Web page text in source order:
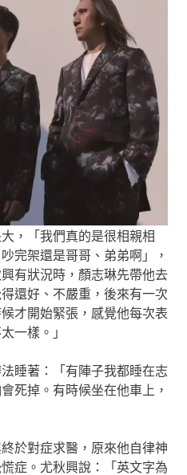
，「我們真的是很相親相
完架還是哥哥、弟弟啊」，
有狀況時，顏志琳先帶他去
還好、不嚴重，後來有一次
才開始緊張，感覺他每次表
一樣。」
睡著：「有陣子我都睡在志
死掉。有時候坐在他車上，
於對症求醫，原來他自律神
症。尤秋興說：「英文字為